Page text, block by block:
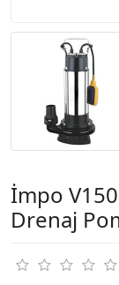
İmpo
Drenaj